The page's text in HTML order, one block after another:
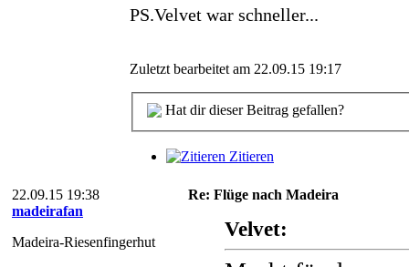
PS.Velvet war schneller...
Zuletzt bearbeitet am 22.09.15 19:17
Hat dir dieser Beitrag gefallen?
Zitieren
22.09.15 19:38
madeirafan
Madeira-Riesenfingerhut
Re: Flüge nach Madeira
Velvet: